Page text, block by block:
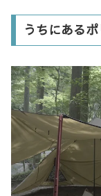
うちにある